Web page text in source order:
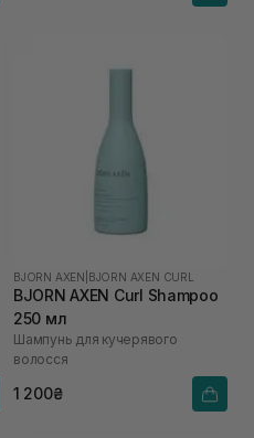
BJORN AXEN BJORN AXEN CURL
BJORN AXEN Curl Shampoo
250 мл
Шампунь для кучерявого
волосся
1 200₴